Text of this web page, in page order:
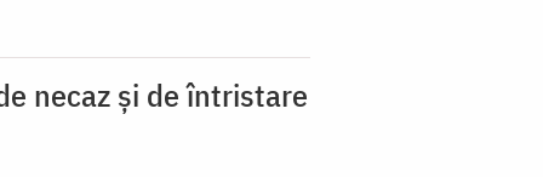
necaz şi de întristare